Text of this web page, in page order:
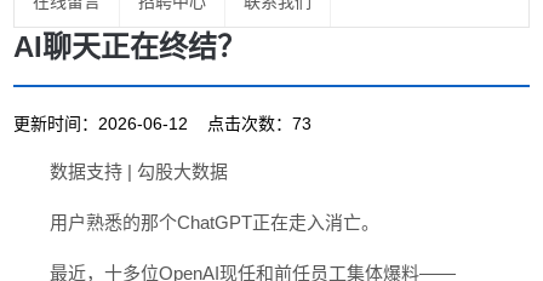
AI聊天正在终结？
更新时间：2026-06-12 点击次数：73
数据支持 | 勾股大数据
用户熟悉的那个ChatGPT正在走入消亡。
最近，十多位OpenAI现任和前任员工集体爆料——